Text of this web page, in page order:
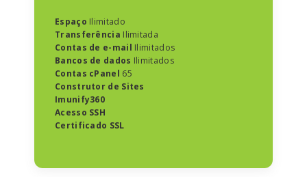
Espaço Ilimitado
Transferência Ilimitada
Contas de e-mail Ilimitados
Bancos de dados Ilimitados
Contas cPanel 65
Construtor de Sites
Imunify360
Acesso SSH
Certificado SSL